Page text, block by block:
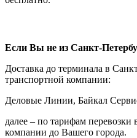
Если Вы не из Санкт-
Доставка до терминала в
транспортной компании:
Деловые Линии, Байкал
далее – по тарифам
компании до Вашего города.